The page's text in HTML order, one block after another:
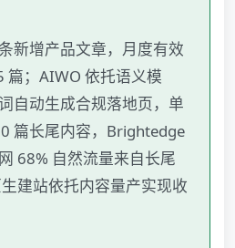
新增产品文章，月度有效
篇；AIWO 依托语义模
自动生成合规落地页，单
篇长尾内容，Brightedge
68% 自然流量来自长尾
建站依托内容量产实现收